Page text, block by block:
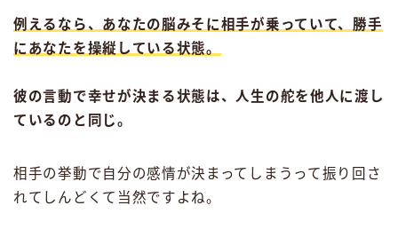
例えるなら、あなたの脳みそに相手が乗っていて、勝手
にあなたを操縦している状態。
彼の言動で幸せが決まる状態は、人生の舵を他人に渡し
ているのと同じ。
相手の挙動で自分の感情が決まってしまうって振り回さ
れてしんどくて当然ですよね。